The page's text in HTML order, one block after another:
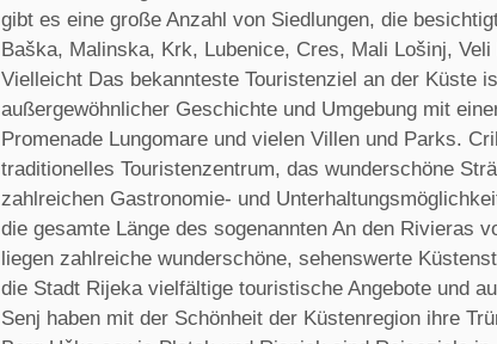
gibt es eine große Anzahl von Siedlungen, die
Baška, Malinska, Krk, Lubenice, Cres, Mali Lošinj,
Vielleicht Das bekannteste Touristenziel an der Küste
außergewöhnlicher Geschichte und Umgebung mit
Promenade Lungomare und vielen Villen und Parks.
traditionelles Touristenzentrum, das wunderschöne
zahlreichen Gastronomie- und
die gesamte Länge des sogenannten An den Rivieras
liegen zahlreiche wunderschöne, sehenswerte
die Stadt Rijeka vielfältige touristische Angebote und
Senj haben mit der Schönheit der Küstenregion ihre